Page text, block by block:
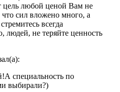
цель любой ценой Вам не
сил вложено много, а
всегда
людей, не теряйте ценность
специальность по
выбирали?)